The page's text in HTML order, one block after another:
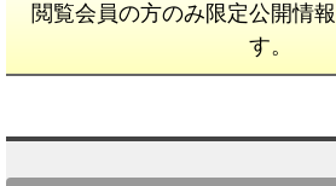
閲覧会員の方のみ限定公開情
す。